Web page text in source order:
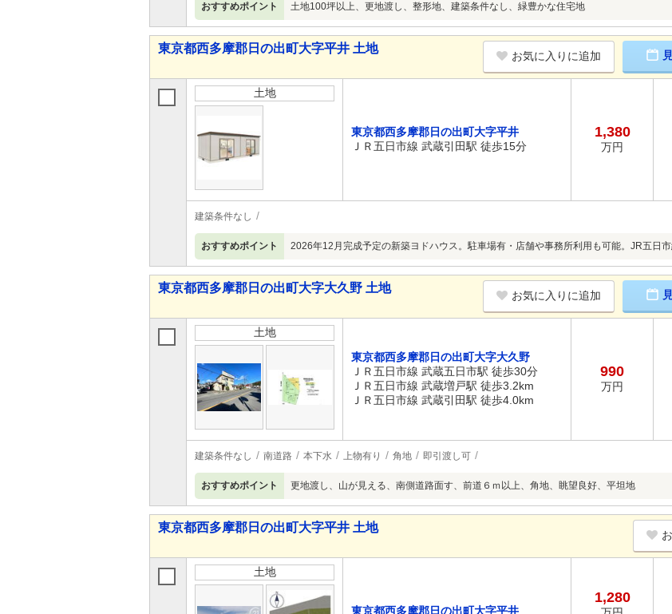
おすすめポイント 土地100坪以上、更地渡し、整形地、建築条件なし、緑豊かな住宅地
東京都西多摩郡日の出町大字平井 土地
お気に入りに追加
土地
東京都西多摩郡日の出町大字平井
ＪＲ五日市線 武蔵引田駅 徒歩15分
1,380
万円
建築条件なし
おすすめポイント 2026年12月完成予定の新築ヨドハウス。駐車場有・店舗や事務所利用も可能。JR五日市
東京都西多摩郡日の出町大字大久野 土地
お気に入りに追加
土地
東京都西多摩郡日の出町大字大久野
ＪＲ五日市線 武蔵五日市駅 徒歩30分
ＪＲ五日市線 武蔵増戸駅 徒歩3.2km
ＪＲ五日市線 武蔵引田駅 徒歩4.0km
990
万円
建築条件なし 南道路 本下水 上物有り 角地 即引渡し可
おすすめポイント 更地渡し、山が見える、南側道路面す、前道６ｍ以上、角地、眺望良好、平坦地
東京都西多摩郡日の出町大字平井 土地
土地
東京都西多摩郡日の出町大字平井
1,280